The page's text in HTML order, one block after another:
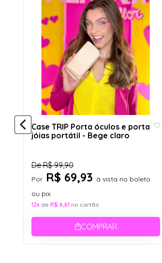
Case TRIP Porta óculos e porta
jóias portátil - Bege claro
DeR$ 99,90
Por R$ 69,93 à vista no boleto
ou pix
12x de R$ 6,61 no cartão
COMPRAR